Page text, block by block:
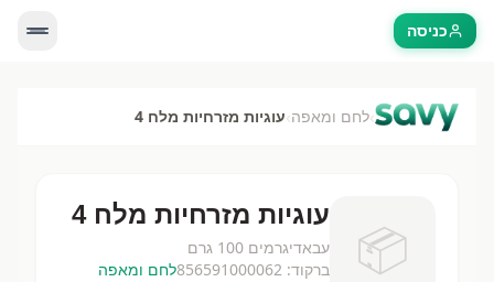
כניסה
›לחם ומאפה›עוגיות מזרחיות מלח 4
📦
עוגיות מזרחיות מלח 4
עבאדיגרמים 100 גרם
ברקוד: 856591000062לחם ומאפה